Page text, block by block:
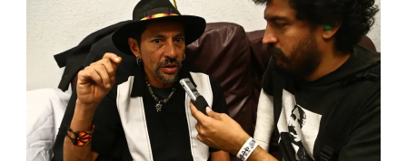
Pendejo.
Cómo
La